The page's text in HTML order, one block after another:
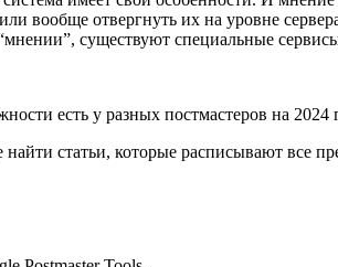
вообще отвергнуть их на уровне
существуют специальные
есть у разных постмастеров на
статьи, которые расписывают все